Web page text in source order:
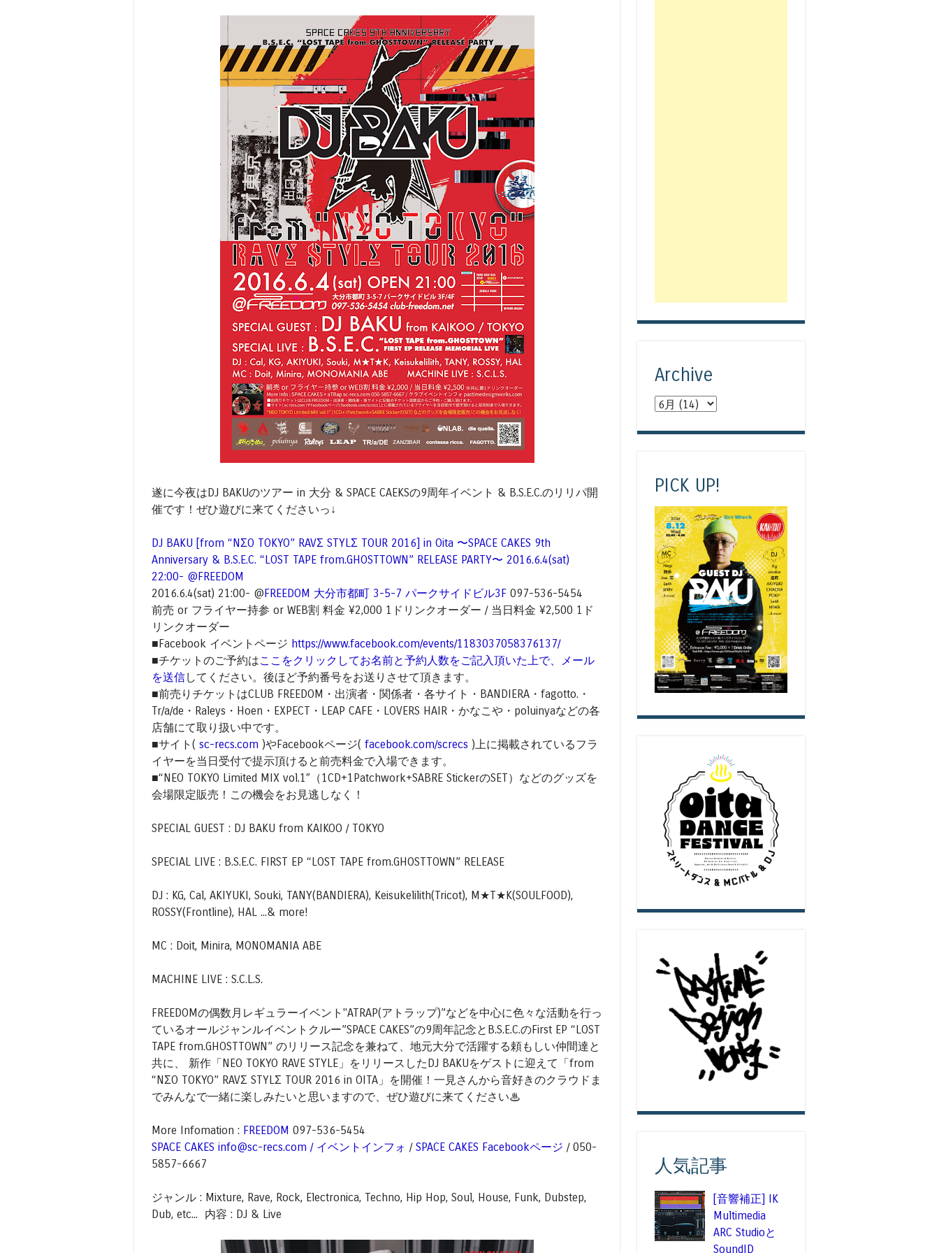
遂に今夜はDJ BAKUのツアー in 大分 & SPACE CAEKSの9周年イベント & B.S.E.C.のリリパ開
催です！ぜひ遊びに来てくださいっ↓
DJ BAKU [from “NΣO TOKYO” RAVΣ STYLΣ TOUR 2016] in Oita 〜SPACE CAKES 9th
Anniversary & B.S.E.C. “LOST TAPE from.GHOSTTOWN” RELEASE PARTY〜 2016.6.4(sat)
22:00- @FREEDOM
2016.6.4(sat) 21:00- @FREEDOM 大分市都町 3-5-7 パークサイドビル3F 097-536-5454
前売 or フライヤー持参 or WEB割 料金 ¥2,000 1ドリンクオーダー / 当日料金 ¥2,500 1ド
リンクオーダー
■Facebook イベントページ https://www.facebook.com/events/1183037058376137/
■チケットのご予約はここをクリックしてお名前と予約人数をご記入頂いた上で、メール
を送信してください。後ほど予約番号をお送りさせて頂きます。
■前売りチケットはCLUB FREEDOM・出演者・関係者・各サイト・BANDIERA・fagotto.・
Tr/a/de・Raleys・Hoen・EXPECT・LEAP CAFE・LOVERS HAIR・かなこや・poluinyaなどの各
店舗にて取り扱い中です。
■サイト( sc-recs.com )やFacebookページ( facebook.com/screcs )上に掲載されているフラ
イヤーを当日受付で提示頂けると前売料金で入場できます。
■“NEO TOKYO Limited MIX vol.1″（1CD+1Patchwork+SABRE StickerのSET）などのグッズを
会場限定販売！この機会をお見逃しなく！
SPECIAL GUEST : DJ BAKU from KAIKOO / TOKYO
SPECIAL LIVE : B.S.E.C. FIRST EP “LOST TAPE from.GHOSTTOWN” RELEASE
DJ : KG, Cal, AKIYUKI, Souki, TANY(BANDIERA), Keisukelilith(Tricot), M★T★K(SOULFOOD),
ROSSY(Frontline), HAL ...& more!
MC : Doit, Minira, MONOMANIA ABE
MACHINE LIVE : S.C.L.S.
FREEDOMの偶数月レギュラーイベント"ATRAP(アトラップ)”などを中心に色々な活動を行っ
ているオールジャンルイベントクルー”SPACE CAKES”の9周年記念とB.S.E.C.のFirst EP “LOST
TAPE from.GHOSTTOWN” のリリース記念を兼ねて、地元大分で活躍する頼もしい仲間達と
共に、 新作「NEO TOKYO RAVE STYLE」をリリースしたDJ BAKUをゲストに迎えて「from
“NΣO TOKYO” RAVΣ STYLΣ TOUR 2016 in OITA」を開催！一見さんから音好きのクラウドま
でみんなで一緒に楽しみたいと思いますので、ぜひ遊びに来てください♨︎
More Infomation : FREEDOM 097-536-5454
SPACE CAKES info@sc-recs.com / イベントインフォ / SPACE CAKES Facebookページ / 050-
5857-6667
ジャンル : Mixture, Rave, Rock, Electronica, Techno, Hip Hop, Soul, House, Funk, Dubstep,
Dub, etc... 内容 : DJ & Live
Archive
PICK UP!
人気記事
[音響補正] IK
Multimedia
ARC Studioと
SoundID